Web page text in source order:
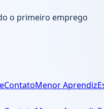
o primeiro emprego
ContatoMenor Aprendiz